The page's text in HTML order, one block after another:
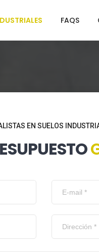
FAQS
EN SUELOS